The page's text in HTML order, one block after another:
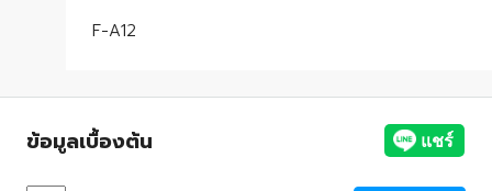
F-A12
ข้อมูลเบื้องต้น